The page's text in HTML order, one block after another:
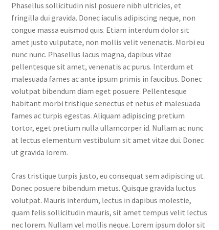
Phasellus sollicitudin nisl posuere nibh ultricies, et
fringilla dui gravida. Donec iaculis adipiscing neque, non
congue massa euismod quis. Etiam interdum dolor sit
amet justo vulputate, non mollis velit venenatis. Morbi eu
nunc nunc. Phasellus lacus magna, dapibus vitae
pellentesque sit amet, venenatis ac purus. Interdum et
malesuada fames ac ante ipsum primis in faucibus. Donec
volutpat bibendum diam eget posuere. Pellentesque
habitant morbi tristique senectus et netus et malesuada
fames ac turpis egestas. Aliquam adipiscing pretium
tortor, eget pretium nulla ullamcorper id. Nullam ac nunc
at lectus elementum vestibulum sit amet vitae dui. Donec
ut gravida lorem.
Cras tristique turpis justo, eu consequat sem adipiscing ut.
Donec posuere bibendum metus. Quisque gravida luctus
volutpat. Mauris interdum, lectus in dapibus molestie,
quam felis sollicitudin mauris, sit amet tempus velit lectus
nec lorem. Nullam vel mollis neque. Lorem ipsum dolor sit